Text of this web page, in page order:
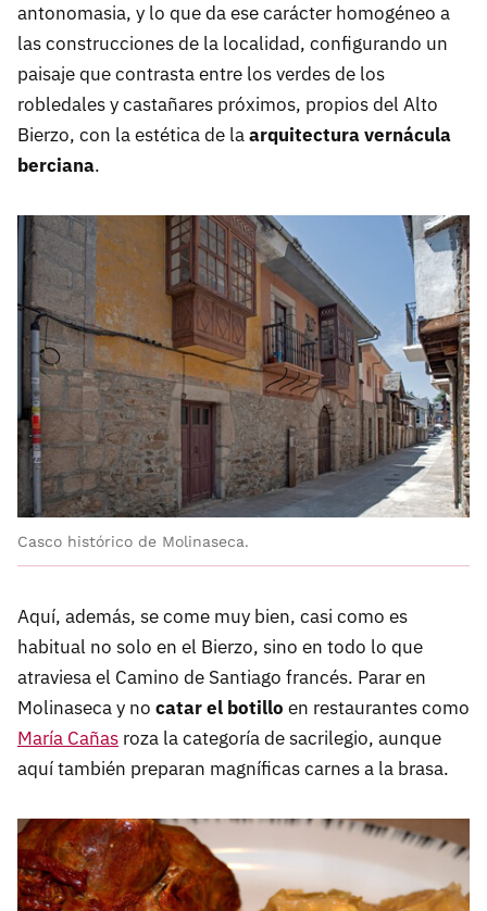
antonomasia, y lo que da ese carácter homogéneo a
las construcciones de la localidad, configurando un
paisaje que contrasta entre los verdes de los
robledales y castañares próximos, propios del Alto
Bierzo, con la estética de laarquitectura vernácula
berciana.
Casco histórico de Molinaseca.
Aquí, además, se come muy bien, casi como es
habitual no solo en el Bierzo, sino en todo lo que
atraviesa el Camino de Santiago francés. Parar en
Molinaseca y no catar el botillo en restaurantes como
María Cañas roza la categoría de sacrilegio, aunque
aquí también preparan magníficas carnes a la brasa.